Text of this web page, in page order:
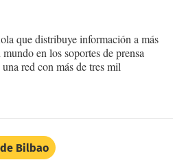
que distribuye información a más
en los soportes de prensa
red con más de tres mil
Bilbao